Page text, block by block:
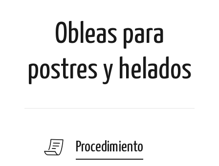
Obleas para
postres y helados
Procedimiento